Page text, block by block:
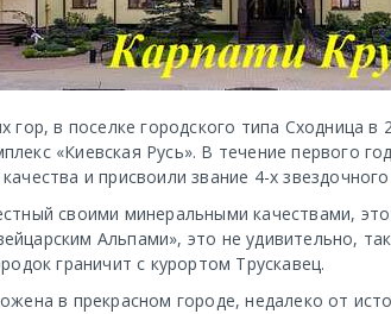
гор, в поселке городского типа Сходница
«Киевская Русь». В течение первого
и присвоили звание 4-х
своими минеральными качествами,
Альпами», это не удивительно,
граничит с курортом Трускавец.
в прекрасном городе, недалеко от